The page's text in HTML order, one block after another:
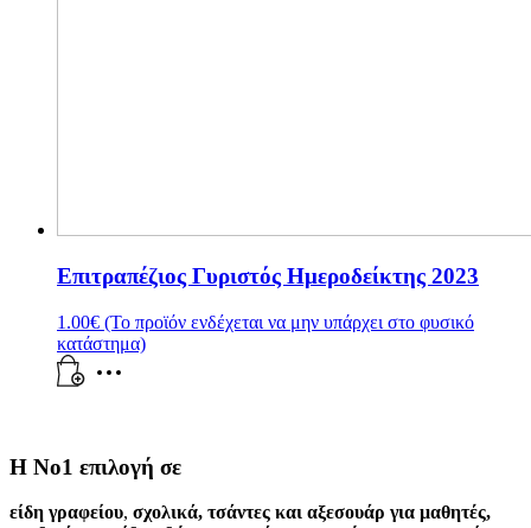
Επιτραπέζιος Γυριστός Ημεροδείκτης 2023
1.00€ (Το προϊόν ενδέχεται να μην υπάρχει στο φυσικό
κατάστημα)
Η Νο1 επιλογή σε
είδη γραφείου, σχολικά, τσάντες και αξεσουάρ για μαθητές,